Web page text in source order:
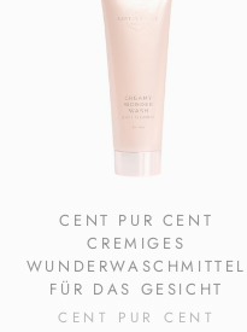
CENT PUR CENT
CREMIGES
WUNDERWASCHMITTEL
FÜR DAS GESICHT
CENT PUR CENT